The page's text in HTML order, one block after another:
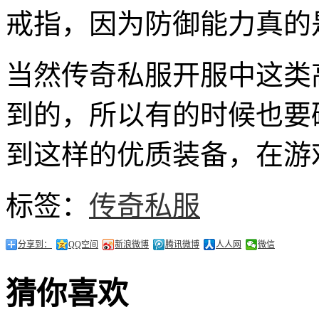
戒指，因为防御能力真
当然传奇私服开服中这
到的，所以有的时候也
到这样的优质装备，在
标签： 传奇私服
分享到： QQ空间 新浪微博 腾讯微博 人人网 微信
猜你喜欢